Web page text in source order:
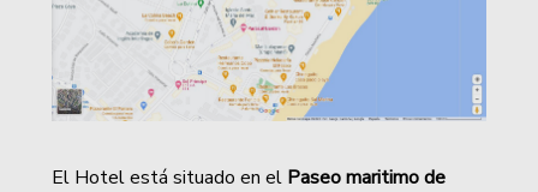
El Hotel está situado en el Paseo maritimo de